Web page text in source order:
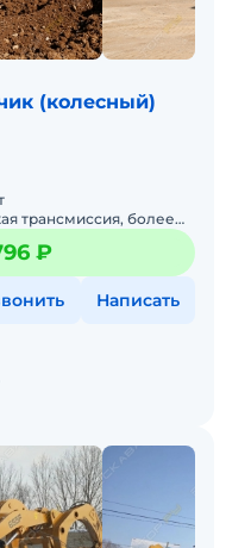
(колесный)
трансмиссия, более
гидравлическая
сни
₽
Написать